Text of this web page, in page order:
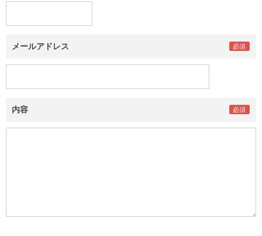
メールアドレス
内容